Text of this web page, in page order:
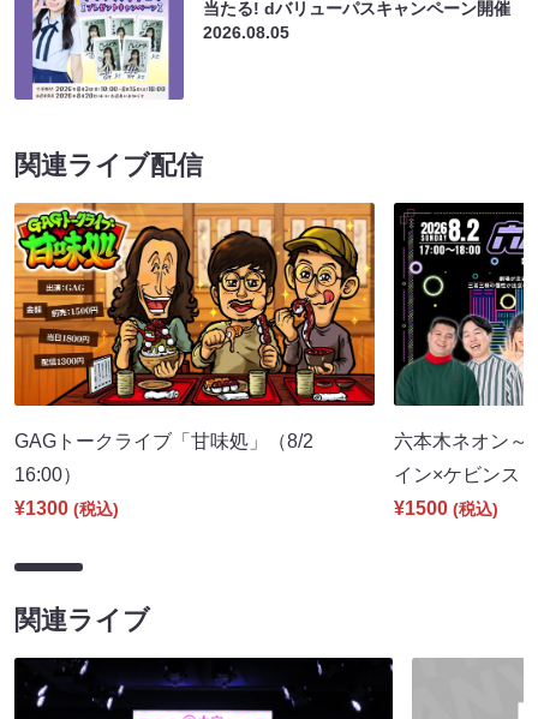
当たる! dバリューパスキャンペーン開催
2026.08.05
関連ライブ配信
GAGトークライブ「甘味処」（8/2
16:00）
¥1300 (税込)
六本木ネオン～
イン×ケビンス
¥1500 (税込)
関連ライブ